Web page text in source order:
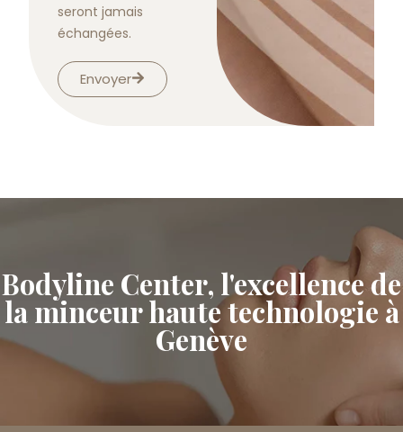
seront jamais
échangées.
Envoyer
Bodyline Center, l'excellence de
la minceur haute technologie à
Genève